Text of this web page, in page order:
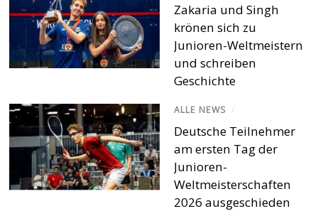
Zakaria und Singh
krönen sich zu
Junioren-Weltmeistern
und schreiben
Geschichte
ALLE NEWS /
Deutsche Teilnehmer
am ersten Tag der
Junioren-
Weltmeisterschaften
2026 ausgeschieden